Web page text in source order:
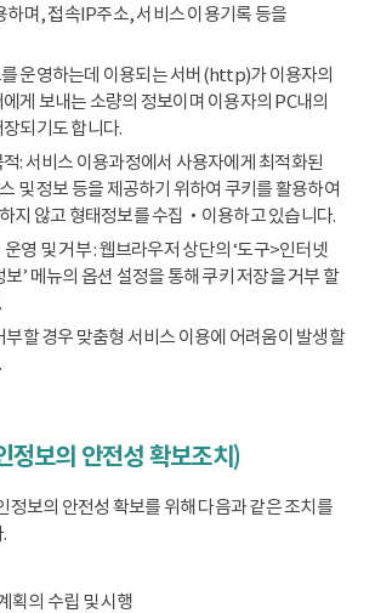
하며, 접속IP주소, 서비스 이용기록 등을
운영하는데 이용되는 서버(http)가 이용자의
게 보내는 소량의 정보이며 이용자의 PC내의
되기도 합니다.
적: 서비스 이용과정에서 사용자에게 최적화된
및 정보 등을 제공하기 위하여 쿠키를 활용하여
지 않고 형태정보를 수집‧이용하고 있습니다.
영 및 거부 : 웹브라우저 상단의 ‘도구>인터넷
’ 메뉴의 옵션 설정을 통해 쿠키 저장을 거부 할
부할 경우 맞춤형 서비스 이용에 어려움이 발생할
정보의 안전성 확보조치)
정보의 안전성 확보를 위해 다음과 같은 조치를
획의 수립 및 시행